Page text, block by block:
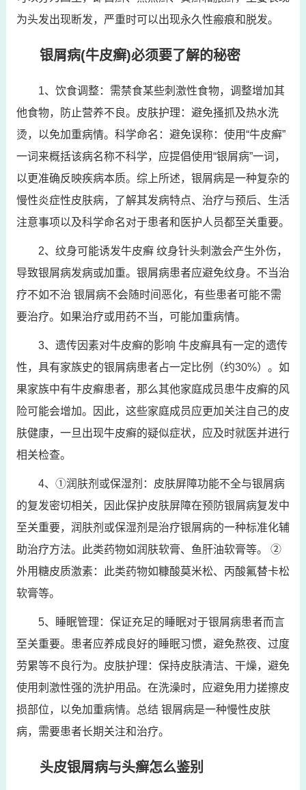
为头发出现断发，严重时可以出现永久性瘢痕和脱发。
银屑病(牛皮癣)必须要了解的秘密
1、饮食调整：需禁食某些刺激性食物，调整增加其
他食物，防止营养不良。皮肤护理：避免搔抓及热水洗
烫，以免加重病情。科学命名：避免误称：使用“牛皮癣”
一词来概括该病名称不科学，应提倡使用“银屑病”一词，
以更准确反映疾病本质。综上所述，银屑病是一种复杂的
慢性炎症性皮肤病，了解其发病特点、治疗与预后、生活
注意事项以及科学命名对于患者和医护人员都至关重要。
2、纹身可能诱发牛皮癣 纹身针头刺激会产生外伤，
导致银屑病发病或加重。银屑病患者应避免纹身。不当治
疗不如不治 银屑病不会随时间恶化，有些患者可能不需
要治疗。如果治疗或用药不当，可能加重病情。
3、遗传因素对牛皮癣的影响 牛皮癣具有一定的遗传
性，具有家族史的银屑病患者占一定比例（约30%）。如
果家族中有牛皮癣患者，那么其他家庭成员患牛皮癣的风
险可能会增加。因此，这些家庭成员应更加关注自己的皮
肤健康，一旦出现牛皮癣的疑似症状，应及时就医并进行
相关检查。
4、①润肤剂或保湿剂：皮肤屏障功能不全与银屑病
的复发密切相关，因此保护皮肤屏障在预防银屑病复发中
至关重要，润肤剂或保湿剂是治疗银屑病的一种标准化辅
助治疗方法。此类药物如润肤软膏、鱼肝油软膏等。 ②
外用糖皮质激素：此类药物如糠酸莫米松、丙酸氟替卡松
软膏等。
5、睡眠管理：保证充足的睡眠对于银屑病患者而言
至关重要。患者应养成良好的睡眠习惯，避免熬夜、过度
劳累等不良行为。皮肤护理：保持皮肤清洁、干燥，避免
使用刺激性强的洗护用品。在洗澡时，应避免用力搓擦皮
损部位，以免加重病情。总结 银屑病是一种慢性皮肤
病，需要患者长期关注和治疗。
头皮银屑病与头癣怎么鉴别